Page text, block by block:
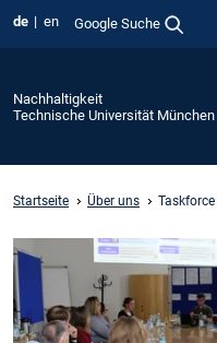
de en Google Suche
Nachhaltigkeit
Technische Universität München
Startseite Über uns